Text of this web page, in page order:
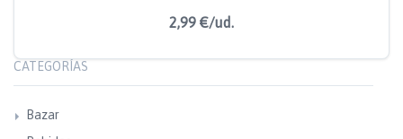
2,99 €/ud.
CATEGORÍAS
Bazar